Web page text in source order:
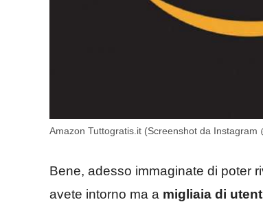
Amazon Tuttogratis.it (Screenshot da Instagram
Bene, adesso immaginate di poter
avete intorno ma a migliaia di